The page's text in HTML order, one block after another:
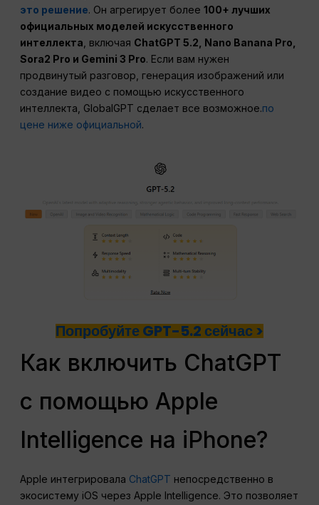
это решение. Он агрегирует более100+ лучших
официальных моделей искусственного
интеллекта , включая ChatGPT 5.2, Nano Banana Pro,
Sora2 Pro и Gemini 3 Pro. Если вам нужен
продвинутый разговор, генерация изображений или
создание видео с помощью искусственного
интеллекта, GlobalGPT сделает все возможное.по
цене ниже официальной.
Попробуйте GPT-5.2 сейчас >
Как включить ChatGPT
с помощью Apple
Intelligence на iPhone?
Apple интегрировала ChatGPT непосредственно в
экосистему iOS через Apple Intelligence. Это позволяет